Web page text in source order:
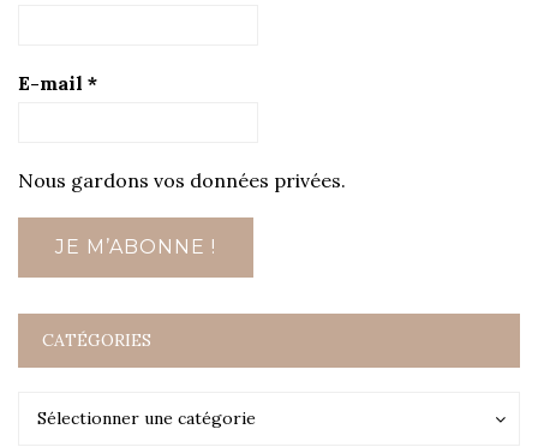
E-mail *
Nous gardons vos données privées.
CATÉGORIES
Sélectionner une catégorie
Catégories